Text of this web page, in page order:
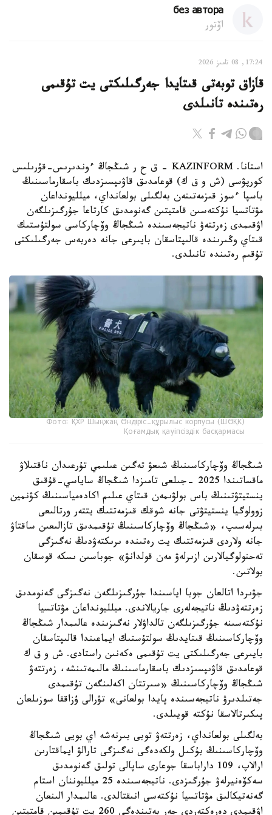
без автора
اۆتور
17:24, 08 تامىز 2026
قازاق توبەتى قىتايدا جەرگىلىكتى يت تۇقىمى
رەتىندە تانىلدى
استانا. KAZINFORM – ق ح ر شىڭجاڭ ءوندىرىس-قۇرىلىس
كورپۋسى (ش و ق ك) قوعامدىق قاۋىپسىزدىك باسقارماسىنىڭ
باسپا ءسوز قىزمەتىنەن بەلگىلى بولعانداي، ميلليونداعان
مۋتاتسيا نۇكتەسىن قامتيتىن گەنومدىق كارتاعا جۇرگىزىلگەن
اۋقىمدى زەرتتەۋ ناتيجەسىندە شىڭجاڭ وۆچاركاسى سولتۇستىك
قىتاي وڭىرىندە قالىپتاسقان بايىرعى جانە دەربەس جەرگىلىكتى
تۇقىم رەتىندە تانىلدى.
Фото: ҚХР Шыңжаң Өндіріс-құрылыс корпусы (ШӨҚК)
Қоғамдық қауіпсіздік басқармасы
شىڭجاڭ وۆچاركاسىنىڭ شىعۋ تەگىن عىلىمي تۇرعىدان ناقتىلاۋ
ماقساتىندا 2025 -جىلعى تامىزدا شىڭجاڭ ساياسي-قۇقىق
ينستيتۋتىنىڭ باس بولۋىمەن قىتاي عىلىم اكادەمياسىنىڭ كۋنمين
زوولوگيا ينستيتۋتى جانە شوقك قىزمەتتىك يتتەر ورتالىعى
بىرلەسىپ، «شىڭجاڭ وۆچاركاسىنىڭ تۇقىمدىق تازالىعىن ساقتاۋ
جانە ولاردى قىزمەتتىك يت رەتىندە ىرىكتەۋدىڭ نەگىزگى
تەحنولوگيالارىن ازىرلەۋ مەن قولدانۋ» جوباسىن ىسكە قوسقان
بولاتىن.
جۋىردا اتالعان جوبا اياسىندا جۇرگىزىلگەن نەگىزگى گەنومدىق
زەرتتەۋدىڭ ناتيجەلەرى جاريالاندى. ميلليونداعان مۋتاتسيا
نۇكتەسىنە جۇرگىزىلگەن تالداۋلار نەگىزىندە عالىمدار شىڭجاڭ
وۆچاركاسىنىڭ قىتايدىڭ سولتۇستىك ايماعىندا قالىپتاسقان
بايىرعى جەرگىلىكتى يت تۇقىمى ەكەنىن راستادى. ش و ق ك
قوعامدىق قاۋىپسىزدىك باسقارماسىنىڭ مالىمەتىنشە، زەرتتەۋ
شىڭجاڭ وۆچاركاسىنىڭ «سىرتتان اكەلىنگەن تۇقىمدى
جەتىلدىرۋ ناتيجەسىندە پايدا بولعانى» تۋرالى ۇزاققا سوزىلعان
پىكىرتالاسقا نۇكتە قويىلدى.
بەلگىلى بولعانداي، زەرتتەۋ توبى بىرنەشە اي بويى شىڭجاڭ
وۆچاركاسىنىڭ بۇكىل ولكەدەگى نەگىزگى تارالۋ ايماقتارىن
ارالاپ، 109 داراباسقا جوعارى ساپالى تولىق گەنومدىق
سەكۆەنيرلەۋ جۇرگىزدى. ناتيجەسىندە 25 ميلليوننان استام
گەنەتيكالىق مۋتاتسيا نۇكتەسى انىقتالدى. عالىمدار الىنعان